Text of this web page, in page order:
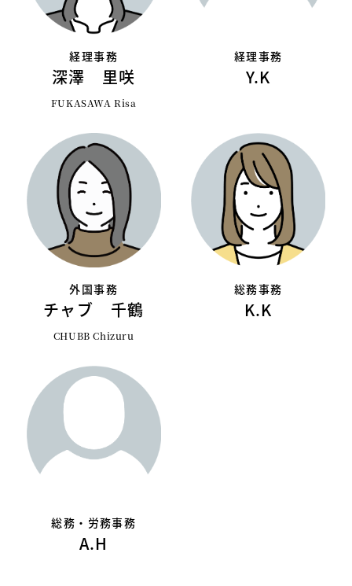
経理事務
深澤 里咲
FUKASAWA Risa
経理事務
Y.K
外国事務
チャブ 千鶴
CHUBB Chizuru
総務事務
K.K
総務・労務事務
A.H